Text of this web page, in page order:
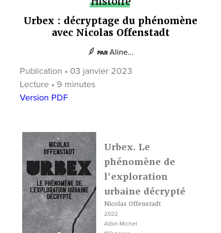
Urbex : décryptage du phénomène
avec Nicolas Offenstadt
PAR Aline...
Publication • 03 janvier 2023
Lecture • 9 minutes
Version PDF
Urbex. Le
phénomène de
l'exploration
urbaine décrypté
Nicolas Offenstadt
2022
Albin Michel